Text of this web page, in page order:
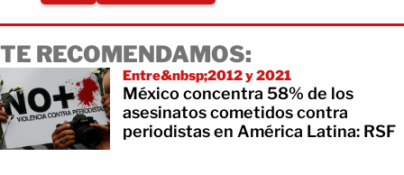
TE RECOMENDAMOS:
Entre&nbsp;2012 y 2021
México concentra 58% de los
asesinatos cometidos contra
periodistas en América Latina: RSF